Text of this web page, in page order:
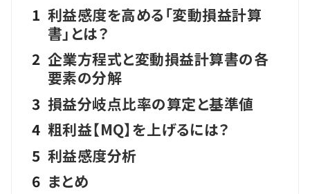
1 利益感度を高める「変動損益計算
書」とは？
2 企業方程式と変動損益計算書の各
要素の分解
3 損益分岐点比率の算定と基準値
4 粗利益【MQ】を上げるには？
5 利益感度分析
6 まとめ